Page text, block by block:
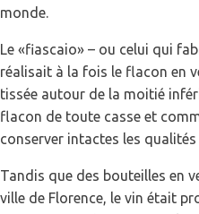
monde.
Le «fiascaio» – ou celui qui
réalisait à la fois le flacon en
tissée autour de la moitié
flacon de toute casse et
conserver intactes les qualités
Tandis que des bouteilles en
ville de Florence, le vin était